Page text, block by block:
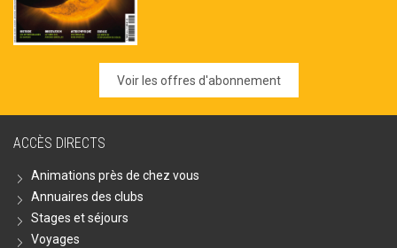
Voir les offres d'abonnement
ACCÈS DIRECTS
Animations près de chez vous
Annuaires des clubs
Stages et séjours
Voyages